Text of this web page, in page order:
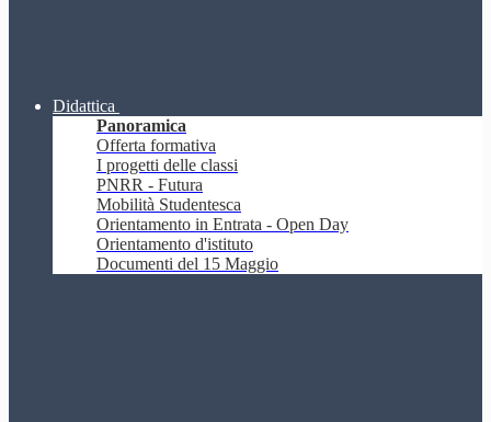
Didattica
Panoramica
Offerta formativa
I progetti delle classi
PNRR - Futura
Mobilità Studentesca
Orientamento in Entrata - Open Day
Orientamento d'istituto
Documenti del 15 Maggio